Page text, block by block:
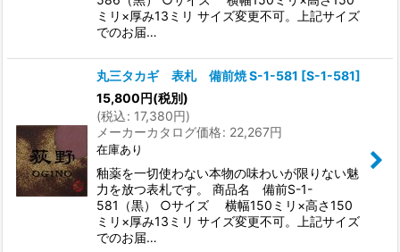
ミリ×厚み13ミリ サイズ変更不可。上記サイズ
でのお届…
丸三タカギ 表札 備前焼 S-1-581 [S-1-581]
15,800円(税別)
(税込: 17,380円)
メーカーカタログ価格: 22,267円
在庫あり
釉薬を一切使わない本物の味わいが限りない魅
力を放つ表札です。 商品名 備前S-1-
581（黒） ○サイズ 横幅150ミリ×高さ150
ミリ×厚み13ミリ サイズ変更不可。上記サイズ
でのお届…